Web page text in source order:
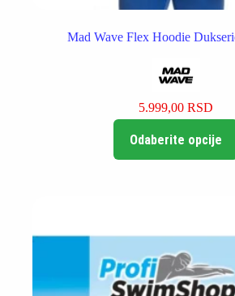
Mad Wave Flex Hoodie
5.999,00RSD
Odaberite opcije
proizvod
na
stranici
proizvoda.